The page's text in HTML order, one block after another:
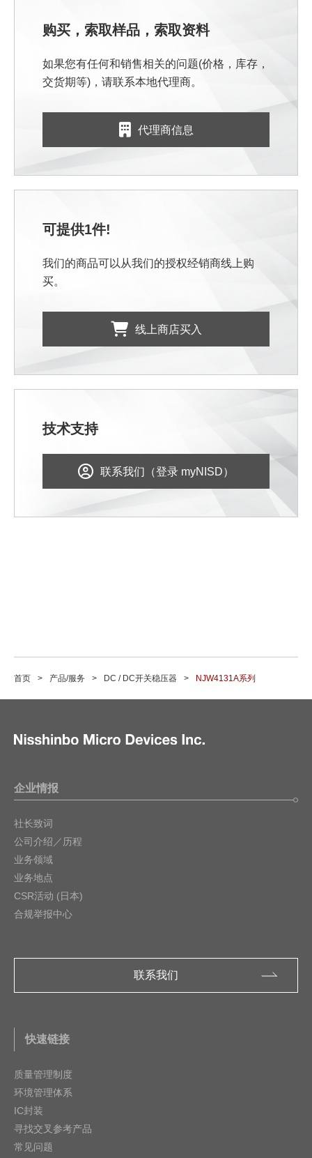
购买，索取样品，索取资料
如果您有任何和销售相关的问题(价格，库存，
交货期等)，请联系本地代理商。
代理商信息
可提供1件!
我们的商品可以从我们的授权经销商线上购
买。
线上商店买入
技术支持
联系我们（登录 myNISD）
首页 产品/服务 DC / DC开关稳压器 NJW4131A系列
企业情报
社长致词
公司介绍／历程
业务领域
业务地点
CSR活动 (日本)
合规举报中心
联系我们
快速链接
质量管理制度
环境管理体系
IC封装
寻找交叉参考产品
常见问题